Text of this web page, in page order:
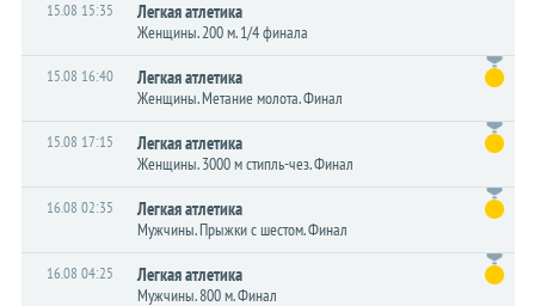
15.08 15:35 Легкая атлетика
Женщины. 200 м. 1/4 финала
15.08 16:40 Легкая атлетика
Женщины. Метание молота. Финал
15.08 17:15 Легкая атлетика
Женщины. 3000 м стипль-чез. Финал
16.08 02:35 Легкая атлетика
Мужчины. Прыжки с шестом. Финал
16.08 04:25 Легкая атлетика
Мужчины. 800 м. Финал